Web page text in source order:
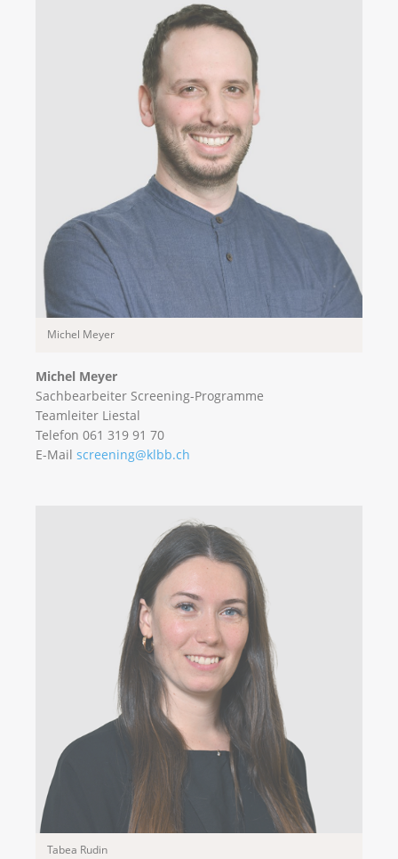
Michel Meyer
Michel Meyer
Sachbearbeiter Screening-Programme
Teamleiter Liestal
Telefon 061 319 91 70
E-Mail screening@klbb.ch
Tabea Rudin